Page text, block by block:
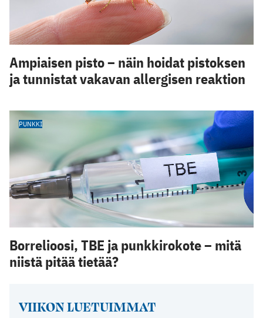
VIIKON LUETUIMMAT
Ampiaisen pisto – näin hoidat pistoksen
ja tunnistat vakavan allergisen reaktion
PUNKKI
Borrelioosi, TBE ja punkkirokote – mitä
niistä pitää tietää?